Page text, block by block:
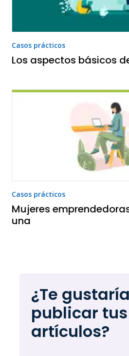
Casos prácticos
Los aspectos básicos
Casos prácticos
Mujeres
una
¿Te gustaría
publicar tus
artículos?